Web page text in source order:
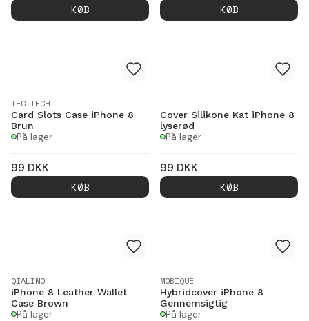
KØB
KØB
TECTTECH
Card Slots Case iPhone 8
Brun
På lager
99 DKK
KØB
Cover Silikone Kat iPhone 8
lyserød
På lager
99 DKK
KØB
QIALINO
iPhone 8 Leather Wallet
Case Brown
På lager
MOBIQUE
Hybridcover iPhone 8
Gennemsigtig
På lager